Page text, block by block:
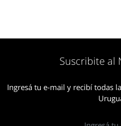
Suscribite al
Ingresá tu e-mail y recibí todas